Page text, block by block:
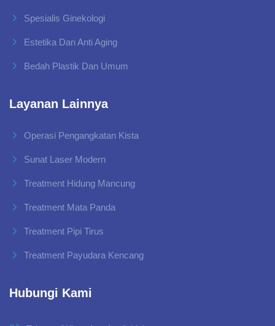
Spesialis Ginekologi
Estetika Dan Anti Aging
Bedah Plastik Dan Umum
Layanan Lainnya
Operasi Pengangkatan Kista
Sunat Laser Modern
Treatment Hidung Mancung
Treatment Mata Panda
Treatment Pipi Tirus
Treatment Payudara Kencang
Hubungi Kami